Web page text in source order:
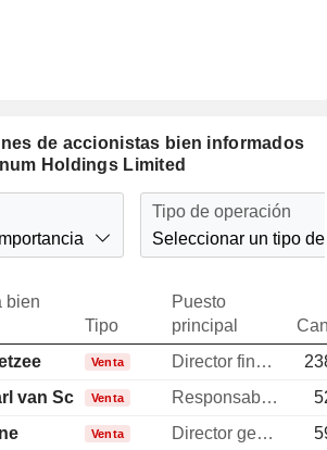
de accionistas bien informados
Holdings Limited
Tipo de operación
Seleccionar un tipo
bien
Tipo
Puesto
principal
Venta Director financiero
van Schalkwyk
Venta Responsable de relaciones con inversores
Venta Director general